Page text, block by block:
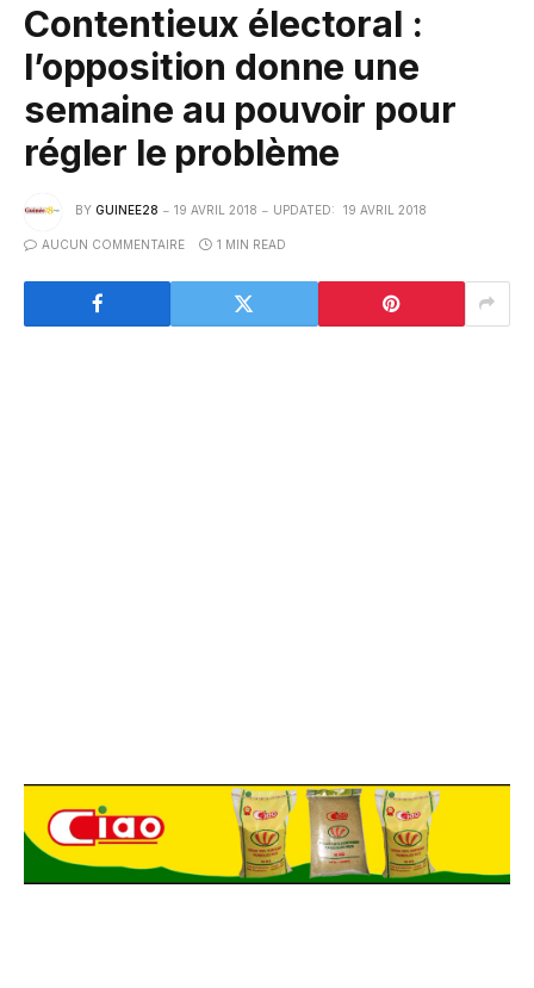
Contentieux électoral :
l’opposition donne une
semaine au pouvoir pour
régler le problème
BY GUINEE28 19 AVRIL 2018 UPDATED: 19 AVRIL 2018
AUCUN COMMENTAIRE 1 MIN READ